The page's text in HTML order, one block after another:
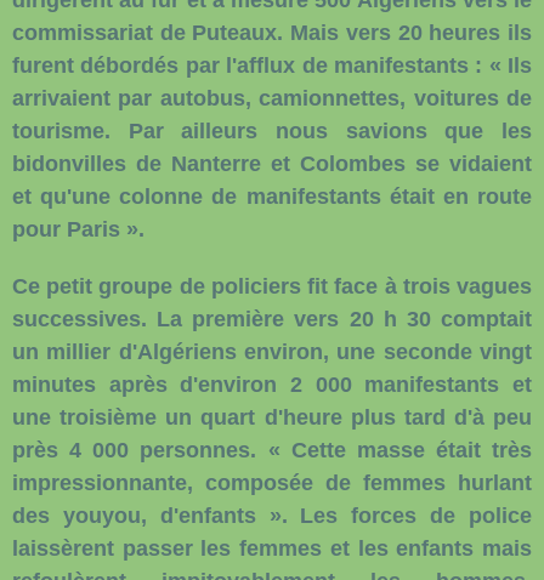
commissariat de Puteaux. Mais vers 20 heures ils
furent débordés par l'afflux de manifestants : « Ils
arrivaient par autobus, camionnettes, voitures de
tourisme. Par ailleurs nous savions que les
bidonvilles de Nanterre et Colombes se vidaient
et qu'une colonne de manifestants était en route
pour Paris ».
Ce petit groupe de policiers fit face à trois vagues
successives. La première vers 20 h 30 comptait
un millier d'Algériens environ, une seconde vingt
minutes après d'environ 2 000 manifestants et
une troisième un quart d'heure plus tard d'à peu
près 4 000 personnes. « Cette masse était très
impressionnante, composée de femmes hurlant
des youyou, d'enfants ». Les forces de police
laissèrent passer les femmes et les enfants mais